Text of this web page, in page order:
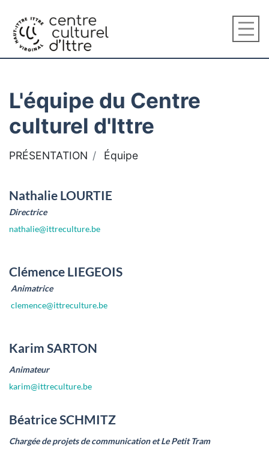
L'équipe du Centre
culturel d'Ittre
PRÉSENTATION Équipe
Nathalie LOURTIE
Directrice
nathalie@ittreculture.be
Clémence LIEGEOIS
Animatrice
clemence@ittreculture.be
Karim SARTON
Animateur
karim@ittreculture.be
Béatrice SCHMITZ
Chargée de projets de communication et Le Petit Tram